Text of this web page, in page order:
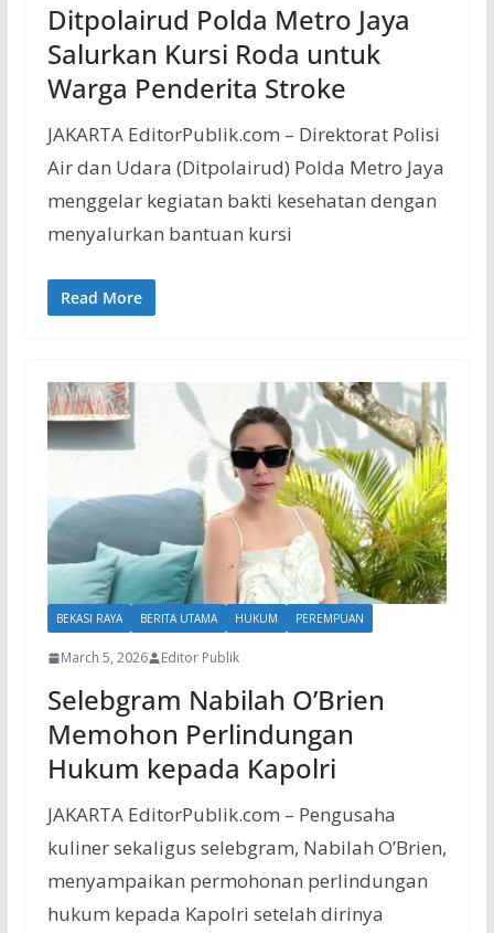
Ditpolairud Polda Metro Jaya
Salurkan Kursi Roda untuk
Warga Penderita Stroke
JAKARTA EditorPublik.com – Direktorat Polisi
Air dan Udara (Ditpolairud) Polda Metro Jaya
menggelar kegiatan bakti kesehatan dengan
menyalurkan bantuan kursi
Read More
BEKASI RAYA BERITA UTAMA HUKUM PEREMPUAN
March 5, 2026 Editor Publik
Selebgram Nabilah O’Brien
Memohon Perlindungan
Hukum kepada Kapolri
JAKARTA EditorPublik.com – Pengusaha
kuliner sekaligus selebgram, Nabilah O’Brien,
menyampaikan permohonan perlindungan
hukum kepada Kapolri setelah dirinya